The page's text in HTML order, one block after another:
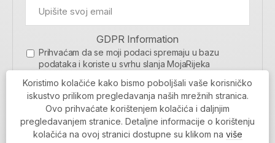
GDPR Information
Prihvaćam da se moji podaci spremaju u bazu
podataka i koriste u svrhu slanja MojaRijeka
MOJARIJEKA NEWSLETTER
PRIJAVI SE
Koristimo kolačiće kako bismo poboljšali vaše korisničko
iskustvo prilikom pregledavanja naših mrežnih stranica.
Ovo prihvaćate korištenjem kolačića i daljnjim
pregledavanjem stranice. Detaljne informacije o korištenju
kolačića na ovoj stranici dostupne su klikom na više